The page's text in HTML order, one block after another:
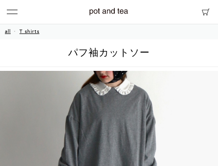
all T shirts
パフ袖カットソー